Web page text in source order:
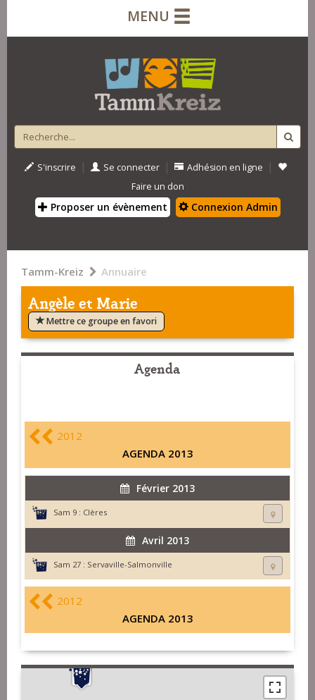
MENU
S'inscrire | Se connecter | Adhésion en ligne |
Faire un don
Proposer un évènement Connexion Admin
Tamm-Kreiz Annuaire
Angèle et Marie
Mettre ce groupe en favori
Agenda
2012
AGENDA 2013
Février 2013
Sam 9 : Clères
Avril 2013
Sam 27 : Servaville-Salmonville
2012
AGENDA 2013